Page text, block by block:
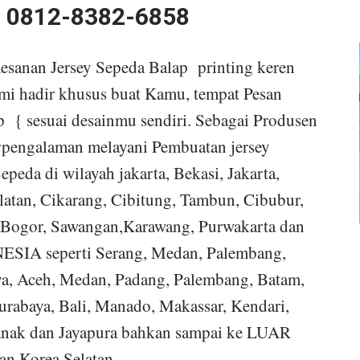
0812-8382-6858
Jersey Sepeda Balap printing keren
hadir khusus buat Kamu, tempat Pesan
sesuai desainmu sendiri. Sebagai Produsen
melayani Pembuatan jersey
di wilayah jakarta, Bekasi, Jakarta,
Cikarang, Cibitung, Tambun, Cibubur,
Sawangan,Karawang, Purwakarta dan
seperti Serang, Medan, Palembang,
Aceh, Medan, Padang, Palembang, Batam,
Bali, Manado, Makassar, Kendari,
dan Jayapura bahkan sampai ke LUAR